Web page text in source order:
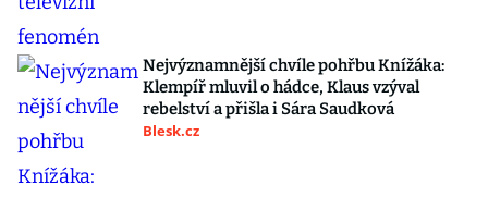
Nejvýznamnější chvíle pohřbu Knížáka:
Klempíř mluvil o hádce, Klaus vzýval
rebelství a přišla i Sára Saudková
Blesk.cz